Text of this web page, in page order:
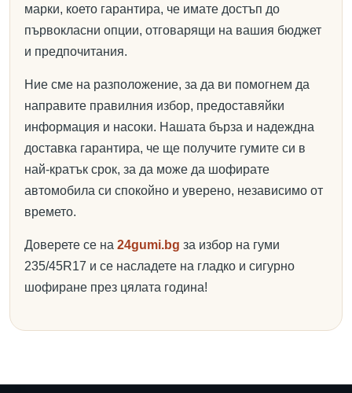
марки, което гарантира, че имате достъп до
първокласни опции, отговарящи на вашия бюджет
и предпочитания.
Ние сме на разположение, за да ви помогнем да
направите правилния избор, предоставяйки
информация и насоки. Нашата бърза и надеждна
доставка гарантира, че ще получите гумите си в
най-кратък срок, за да може да шофирате
автомобила си спокойно и уверено, независимо от
времето.
Доверете се на 24gumi.bg за избор на гуми
235/45R17 и се насладете на гладко и сигурно
шофиране през цялата година!